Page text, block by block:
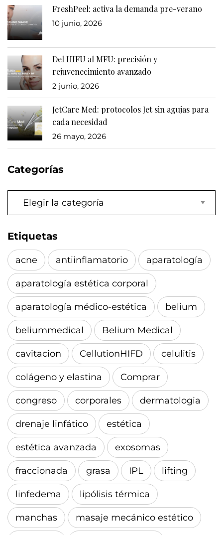
FreshPeel: activa la demanda pre-verano
10 junio, 2026
Del HIFU al MFU: precisión y
rejuvenecimiento avanzado
2 junio, 2026
JetCare Med: protocolos Jet sin agujas para
cada necesidad
26 mayo, 2026
Categorías
Categorías
Etiquetas
acne antiinflamatorio aparatología
aparatología estética corporal
aparatología médico-estética belium
beliummedical Belium Medical
cavitacion CellutionHIFD celulitis
colágeno y elastina Comprar
congreso corporales dermatologia
drenaje linfático estética
estética avanzada exosomas
fraccionada grasa IPL lifting
linfedema lipólisis térmica
manchas masaje mecánico estético